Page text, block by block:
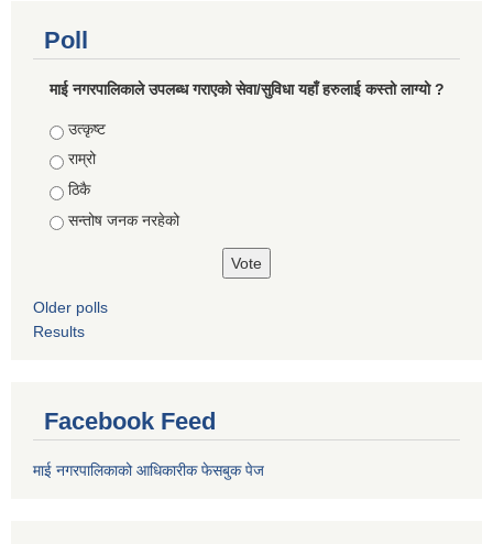
Poll
माई नगरपालिकाले उपलब्ध गराएको सेवा/सुविधा यहाँ हरुलाई कस्तो लाग्यो ?
Choices
उत्कृष्ट
राम्रो
ठिकै
सन्तोष जनक नरहेको
Older polls
Results
Facebook Feed
माई नगरपालिकाको आधिकारीक फेसबुक पेज